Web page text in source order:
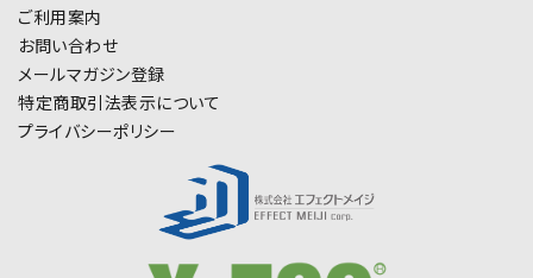
ご利用案内
お問い合わせ
メールマガジン登録
特定商取引法表示について
プライバシーポリシー